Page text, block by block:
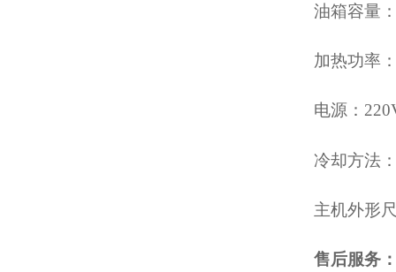
油箱容量
加热功率
电源：
冷却方法
主机外形
售后服务